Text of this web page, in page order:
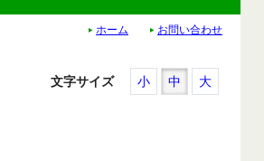
ホーム お問い合わせ
文字サイズ 小 中 大